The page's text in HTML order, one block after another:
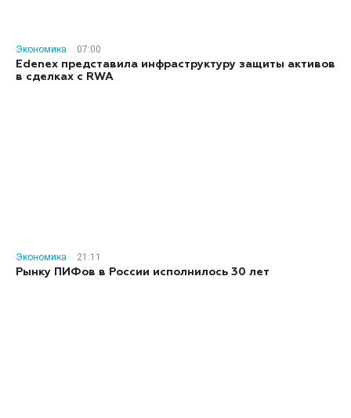
Экономика
07:00
Edenex представила инфраструктуру защиты активов
в сделках с RWA
Экономика
21:11
Рынку ПИФов в России исполнилось 30 лет